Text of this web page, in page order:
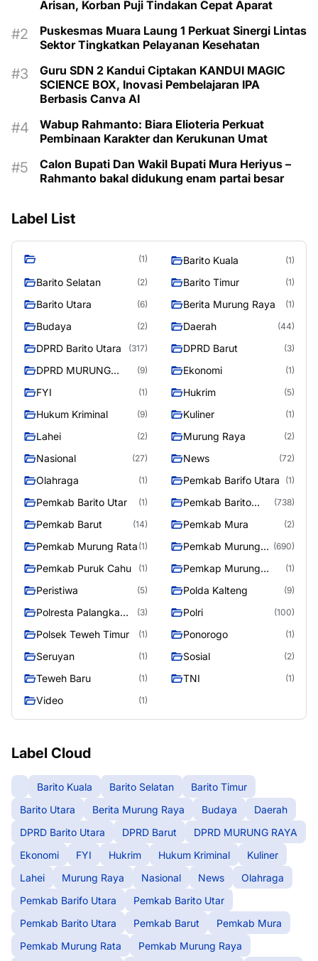
Arisan, Korban Puji Tindakan Cepat Aparat
Puskesmas Muara Laung 1 Perkuat Sinergi Lintas
Sektor Tingkatkan Pelayanan Kesehatan
Guru SDN 2 Kandui Ciptakan KANDUI MAGIC
SCIENCE BOX, Inovasi Pembelajaran IPA
Berbasis Canva AI
Wabup Rahmanto: Biara Elioteria Perkuat
Pembinaan Karakter dan Kerukunan Umat
Calon Bupati Dan Wakil Bupati Mura Heriyus –
Rahmanto bakal didukung enam partai besar
Label List
(1) Barito Kuala (1)
Barito Selatan (2) Barito Timur (1)
Barito Utara (6) Berita Murung Raya (1)
Budaya (2) Daerah (44)
DPRD Barito Utara (317) DPRD Barut (3)
DPRD MURUNG
(9) Ekonomi (1)
FYI (1) Hukrim (5)
Hukum Kriminal (9) Kuliner (1)
Lahei (2) Murung Raya (2)
Nasional (27) News (72)
Olahraga (1) Pemkab Barifo Utara (1)
Pemkab Barito Utar (1)
Pemkab Barito
(738)
Pemkab Barut (14) Pemkab Mura (2)
Pemkab Murung Rata (1)
Pemkab Murung
(690)
Pemkab Puruk Cahu (1)
Pemkap Murung
(1)
Peristiwa (5) Polda Kalteng (9)
Polresta Palangka
(3) Polri (100)
Polsek Teweh Timur (1) Ponorogo (1)
Seruyan (1) Sosial (2)
Teweh Baru (1) TNI (1)
Video (1)
Label Cloud
Barito Kuala Barito Selatan
Barito Timur
Barito Utara
Berita Murung Raya Budaya
Daerah
DPRD Barito Utara
DPRD Barut
DPRD MURUNG RAYA
Ekonomi
FYI Hukrim Hukum Kriminal
Kuliner
Lahei
Murung Raya Nasional News
Olahraga
Pemkab Barifo Utara
Pemkab Barito Utar
Pemkab Barito Utara
Pemkab Barut
Pemkab Mura
Pemkab Murung Rata
Pemkab Murung Raya